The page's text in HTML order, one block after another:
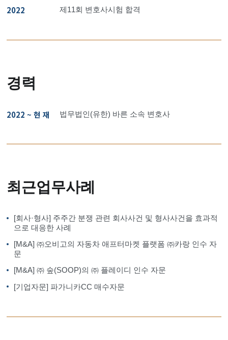
2022 제11회 변호사시험 합격
경력
2022 ~ 현 재 법무법인(유한) 바른 소속 변호사
최근업무사례
[회사·형사] 주주간 분쟁 관련 회사사건 및 형사사건을 효과적
으로 대응한 사례
[M&A] ㈜오비고의 자동차 애프터마켓 플랫폼 ㈜카랑 인수 자
문
[M&A] ㈜ 숲(SOOP)의 ㈜ 플레이디 인수 자문
[기업자문] 파가니카CC 매수자문